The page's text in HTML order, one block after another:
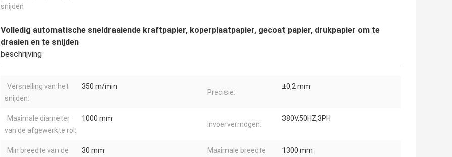
snijden
Volledig automatische sneldraaiende kraftpapier, koperplaatpapier, gecoat papier, drukpapier om te
draaien en te snijden
beschrijving
Versnelling van het
snijden:
350 m/min
Precisie:
±0,2 mm
Maximale diameter
van de afgewerkte rol:
1000 mm
Invoervermogen:
380V,50HZ,3PH
Min breedte van de
30 mm
Maximale breedte
1300 mm